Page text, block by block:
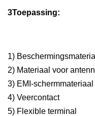
3Toepassing:
1)
2) Materiaal voor
3) EMI-schermmateriaal
4) Veercontact
5) Flexible terminal